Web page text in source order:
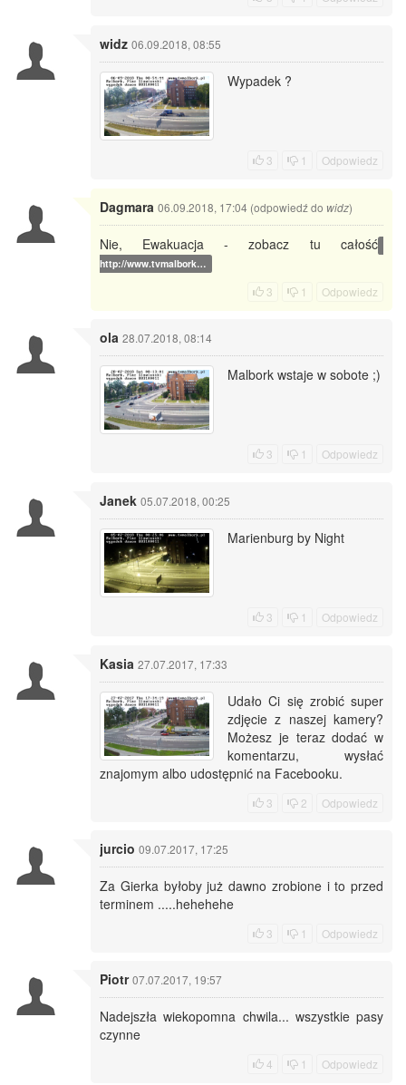
widz 06.09.2018, 08:55
Wypadek ?
3 1 Odpowiedz
Dagmara 06.09.2018, 17:04 (odpowiedź do widz)
Nie, Ewakuacja - zobacz tu całość
http://www.tvmalbork…
3 1 Odpowiedz
ola 28.07.2018, 08:14
Malbork wstaje w sobote ;)
3 1 Odpowiedz
Janek 05.07.2018, 00:25
Marienburg by Night
3 1 Odpowiedz
Kasia 27.07.2017, 17:33
Udało Ci się zrobić super
zdjęcie z naszej kamery?
Możesz je teraz dodać w
komentarzu, wysłać
znajomym albo udostępnić na Facebooku.
3 2 Odpowiedz
jurcio 09.07.2017, 17:25
Za Gierka byłoby już dawno zrobione i to przed
terminem .....hehehehe
3 1 Odpowiedz
Piotr 07.07.2017, 19:57
Nadejszła wiekopomna chwila... wszystkie pasy
czynne
4 1 Odpowiedz